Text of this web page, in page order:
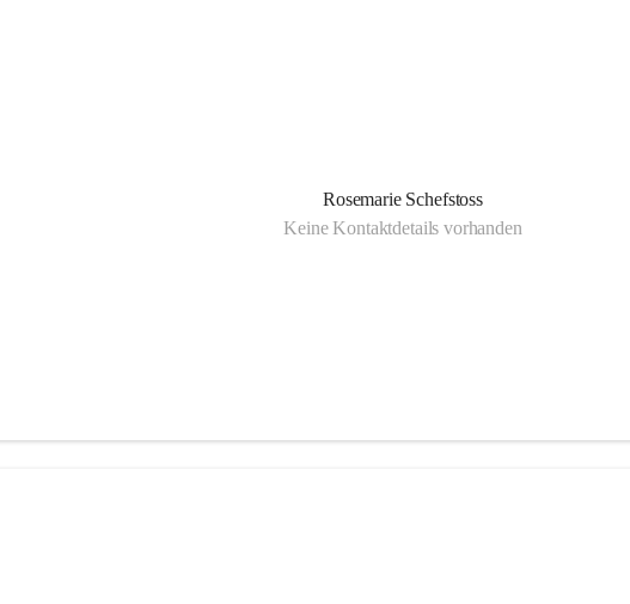
Rosemarie Schefstoss
Keine Kontaktdetails vorhanden